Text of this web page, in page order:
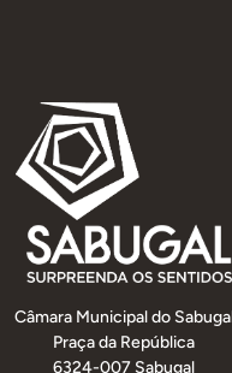
Câmara Municipal do
Praça da República
6324-007 Sabugal